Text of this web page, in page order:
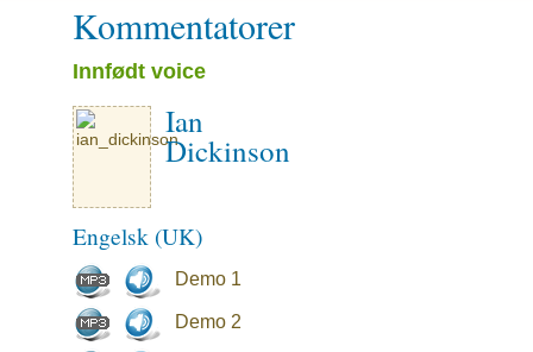
Kommentatorer
Innfødt voice
Ian
Dickinson
Engelsk (UK)
Demo 1
Demo 2